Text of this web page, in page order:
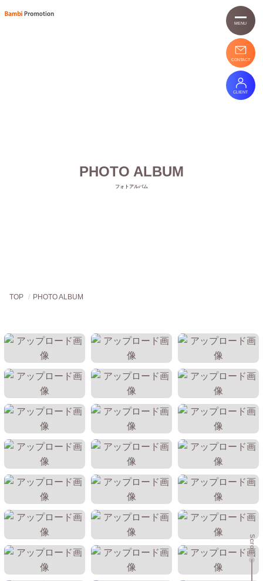
MENU
CONTACT
CLIENT
PHOTO ALBUM
フォトアルバム
TOP PHOTO ALBUM
Scroll